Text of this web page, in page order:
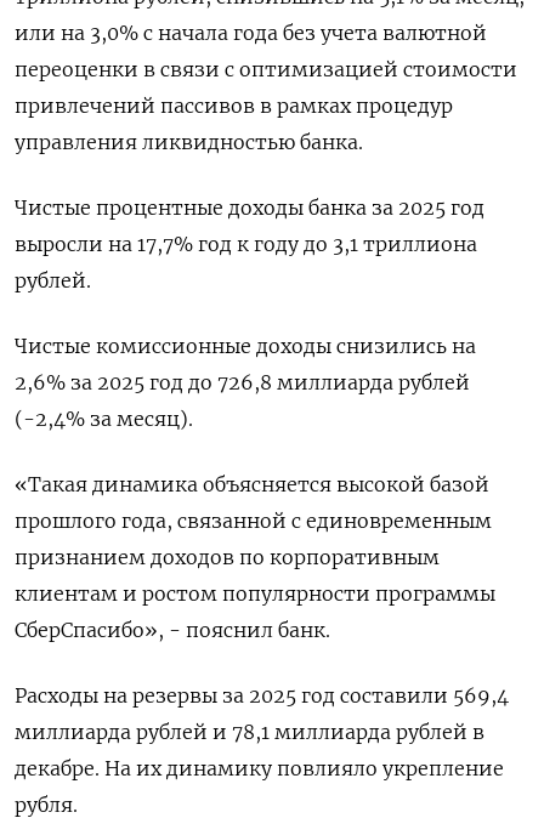
или на 3,0% с начала года без учета валютной
переоценки в связи с оптимизацией стоимости
привлечений ‍пассивов в рамках процедур
управления ликвидностью банка.
Чистые процентные ‍доходы банка за 2025 год
выросли на 17,7% год к году до 3,1 триллиона
рублей.
Чистые комиссионные доходы снизились на
2,6% за 2025 год до 726,8 миллиарда рублей
(-2,‍4% за месяц).
«Такая динамика объясняется высокой базой
прошлого года, связанной с единовременным
признанием доходов по корпоративным
клиентам и ростом популярности программы
СберСпасибо», - пояснил банк.
Расходы на резервы за 2025 год составили 569,4
миллиарда рублей и 78,1 миллиарда рублей в
декабре. На их динамику повлияло укрепление
рубля.